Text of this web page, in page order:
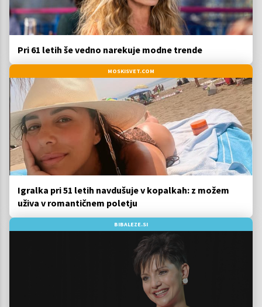
Pri 61 letih še vedno narekuje modne trende
MOSKISVET.COM
Igralka pri 51 letih navdušuje v kopalkah: z možem
uživa v romantičnem poletju
BIBALEZE.SI